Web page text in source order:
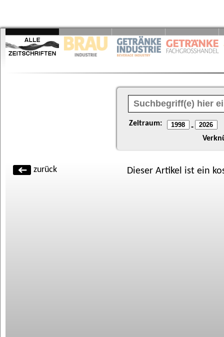
Zeitraum: -
zurück Dieser Artikel ist ein